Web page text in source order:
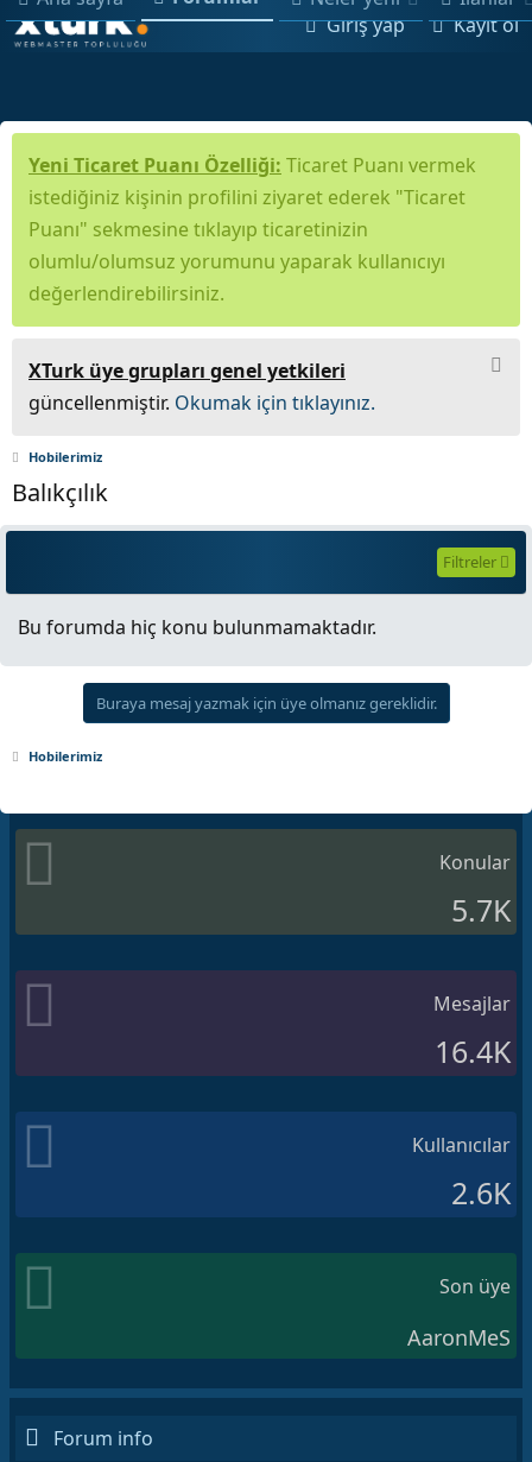
Giriş yap Kayıt ol
Yeni Ticaret Puanı Özelliği: Ticaret Puanı vermek
istediğiniz kişinin profilini ziyaret ederek "Ticaret
Puanı" sekmesine tıklayıp ticaretinizin
olumlu/olumsuz yorumunu yaparak kullanıcıyı
değerlendirebilirsiniz.
XTurk üye grupları genel yetkileri
güncellenmiştir. Okumak için tıklayınız.
Hobilerimiz
Balıkçılık
Filtreler
Bu forumda hiç konu bulunmamaktadır.
Buraya mesaj yazmak için üye olmanız gereklidir.
Hobilerimiz
Konular
5.7K
Mesajlar
16.4K
Kullanıcılar
2.6K
Son üye
AaronMeS
Forum info